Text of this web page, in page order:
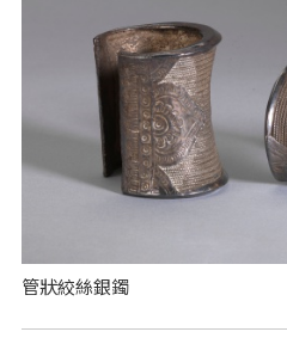
管狀絞絲銀鐲